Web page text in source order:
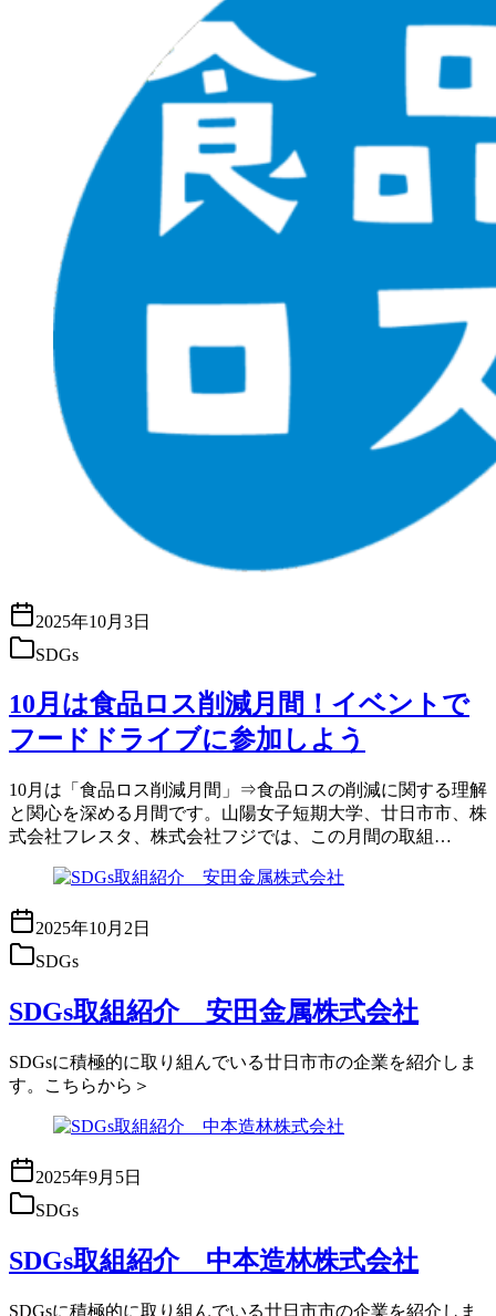
2025年10月3日
SDGs
10月は食品ロス削減月間！イベントで
フードドライブに参加しよう
10月は「食品ロス削減月間」⇒食品ロスの削減に関する理解
と関心を深める月間です。山陽女子短期大学、廿日市市、株
式会社フレスタ、株式会社フジでは、この月間の取組…
2025年10月2日
SDGs
SDGs取組紹介 安田金属株式会社
SDGsに積極的に取り組んでいる廿日市市の企業を紹介しま
す。こちらから＞
2025年9月5日
SDGs
SDGs取組紹介 中本造林株式会社
SDGsに積極的に取り組んでいる廿日市市の企業を紹介しま